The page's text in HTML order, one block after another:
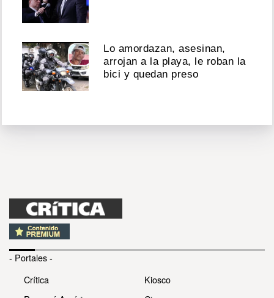
Lo amordazan, asesinan,
arrojan a la playa, le roban la
bici y quedan preso
- Portales -
Crítica
Kiosco